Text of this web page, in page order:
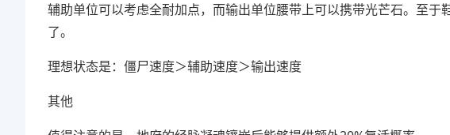
辅助单位可以考虑全耐加点，而输出单位腰带上可以携带光芒石。至
了。
理想状态是：僵尸速度＞辅助速度＞输出速度
其他